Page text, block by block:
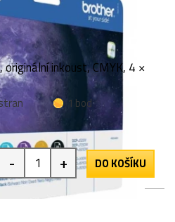
inkoust, CMYK, 4 ×
1 bod
- + DO KOŠÍKU